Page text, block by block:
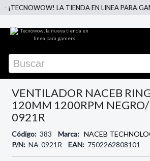
¡TECNOWOW! LA TIENDA EN LINEA PARA
VENTILADOR NACEB
120MM 1200RPM
0921R
Código: 383 Marca: NACEB
P/N: NA-0921R EAN: 7502262808101